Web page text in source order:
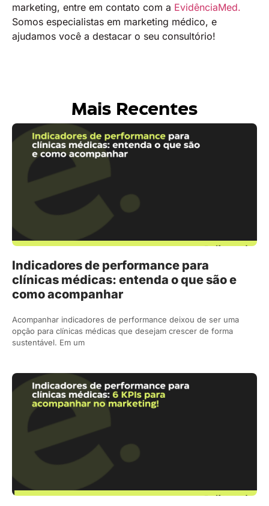
marketing, entre em contato com a EvidênciaMed.
Somos especialistas em marketing médico, e
ajudamos você a destacar o seu consultório!
Mais Recentes
Indicadores de performance para
clínicas médicas: entenda o que são e
como acompanhar
Acompanhar indicadores de performance deixou de ser uma
opção para clínicas médicas que desejam crescer de forma
sustentável. Em um